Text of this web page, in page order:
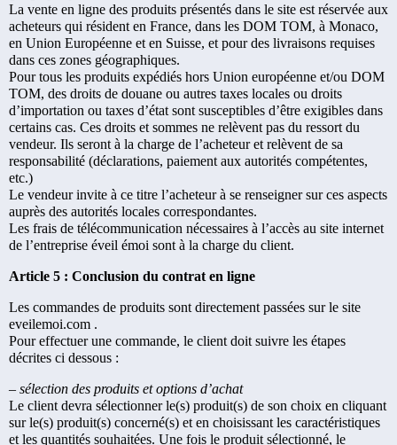
La vente en ligne des produits présentés dans le site est réservée aux
acheteurs qui résident en France, dans les DOM TOM, à Monaco,
en Union Européenne et en Suisse, et pour des livraisons requises
dans ces zones géographiques.
Pour tous les produits expédiés hors Union européenne et/ou DOM
TOM, des droits de douane ou autres taxes locales ou droits
d’importation ou taxes d’état sont susceptibles d’être exigibles dans
certains cas. Ces droits et sommes ne relèvent pas du ressort du
vendeur. Ils seront à la charge de l’acheteur et relèvent de sa
responsabilité (déclarations, paiement aux autorités compétentes,
etc.)
Le vendeur invite à ce titre l’acheteur à se renseigner sur ces aspects
auprès des autorités locales correspondantes.
Les frais de télécommunication nécessaires à l’accès au site internet
de l’entreprise éveil émoi sont à la charge du client.
Article 5 : Conclusion du contrat en ligne
Les commandes de produits sont directement passées sur le site
eveilemoi.com .
Pour effectuer une commande, le client doit suivre les étapes
décrites ci dessous :
– sélection des produits et options d’achat
Le client devra sélectionner le(s) produit(s) de son choix en cliquant
sur le(s) produit(s) concerné(s) et en choisissant les caractéristiques
et les quantités souhaitées. Une fois le produit sélectionné, le